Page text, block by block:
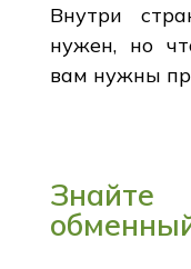
Внутри
нужен, но
вам нужны